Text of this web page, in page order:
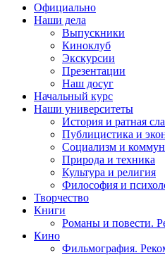
Официально
Наши дела
Выпускники
Киноклуб
Экскурсии
Презентации
Наш досуг
Начальный курс
Наши университеты
История и ратная
Публицистика и
Социализм и
Природа и техника
Культура и религия
Философия и
Творчество
Книги
Романы и повести.
Кино
Фильмография.